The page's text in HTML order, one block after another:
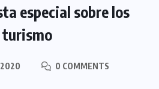
especial sobre los
turismo
2020
0 COMMENTS